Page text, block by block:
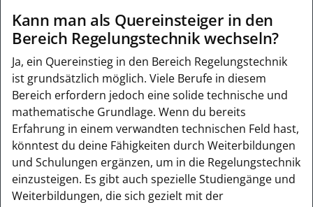
Kann man als Quereinsteiger in den
Bereich Regelungstechnik wechseln?
Ja, ein Quereinstieg in den Bereich Regelungstechnik
ist grundsätzlich möglich. Viele Berufe in diesem
Bereich erfordern jedoch eine solide technische und
mathematische Grundlage. Wenn du bereits
Erfahrung in einem verwandten technischen Feld hast,
könntest du deine Fähigkeiten durch Weiterbildungen
und Schulungen ergänzen, um in die Regelungstechnik
einzusteigen. Es gibt auch spezielle Studiengänge und
Weiterbildungen, die sich gezielt mit der